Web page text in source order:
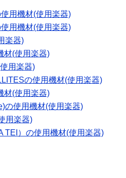
用機材(使用楽器)
用機材(使用楽器)
楽器)
材(使用楽器)
用楽器)
の使用機材(使用楽器)
材(使用楽器)
の使用機材(使用楽器)
用楽器)
TEI）の使用機材(使用楽器)